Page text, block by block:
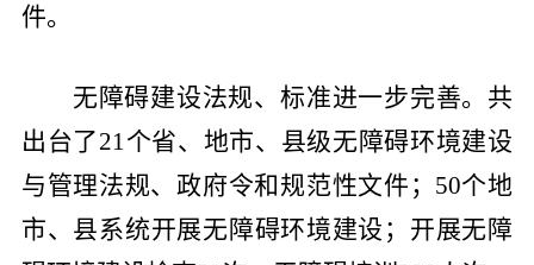
件。
无障碍建设法规、标准进一步完善。共
出台了21 个省、地市、县级无障碍环境建设
与管理法规、政府令和规范性文件； 50个地
市、县系统开展无障碍环境建设；开展无障